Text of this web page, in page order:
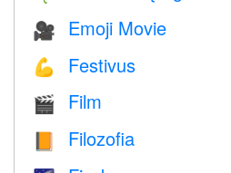
🎥 Emoji Movie
💪 Festivus
🎬 Film
📙 Filozofia